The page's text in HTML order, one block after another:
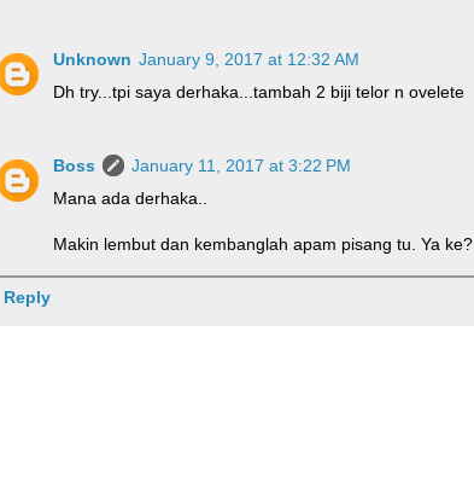
Unknown January 9, 2017 at 12:32 AM
Dh try...tpi saya derhaka...tambah 2 biji telor n ovelete
Boss
January 11, 2017 at 3:22 PM
Mana ada derhaka..
Makin lembut dan kembanglah apam pisang tu. Ya ke?
Reply